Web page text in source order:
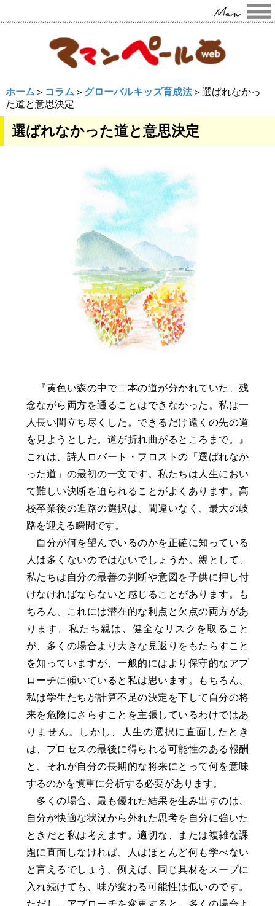
ホーム ＞ コラム ＞ グローバルキッズ育成法＞選ばれなかっ
た道と意思決定
選ばれなかった道と意思決定
『黄色い森の中で二本の道が分かれていた、残
念ながら両方を通ることはできなかった。私は一
人長い間立ち尽くした。できるだけ遠くの先の道
を見ようとした。道が折れ曲がるところまで。』
これは、詩人ロバート・フロストの「選ばれなか
った道」の最初の一文です。私たちは人生におい
て難しい決断を迫られることがよくあります。高
校卒業後の進路の選択は、間違いなく、最大の岐
路を迎える瞬間です。
自分が何を望んでいるのかを正確に知っている
人は多くないのではないでしょうか。親として、
私たちは自分の最善の判断や意図を子供に押し付
けなければならないと感じることがあります。も
ちろん、これには潜在的な利点と欠点の両方があ
ります。私たち親は、健全なリスクを取ること
が、多くの場合より大きな見返りをもたらすこと
を知っていますが、一般的にはより保守的なアプ
ローチに傾いていると私は思います。もちろん、
私は学生たちが計算不足の決定を下して自分の将
来を危険にさらすことを主張しているわけではあ
りません。しかし、人生の選択に直面したとき
は、プロセスの最後に得られる可能性のある報酬
と、それが自分の長期的な将来にとって何を意味
するのかを慎重に分析する必要があります。
多くの場合、最も優れた結果を生み出すのは、
自分が快適な状況から外れた思考を自分に強いた
ときだと私は考えます。適切な、または複雑な課
題に直面しなければ、人はほとんど何も学べない
と言えるでしょう。例えば、同じ具材をスープに
入れ続けても、味が変わる可能性は低いのです。